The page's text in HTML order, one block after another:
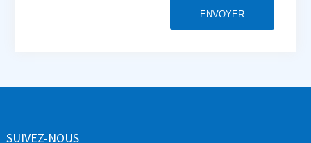
ENVOYER
SUIVEZ-NOUS